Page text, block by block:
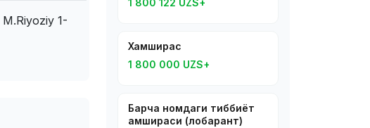
M.Riyoziy 1-
1 800 122 UZS+
Хамширас
1 800 000 UZS+
Барча номдаги тиббиёт
ҳамшираси (лобарант)